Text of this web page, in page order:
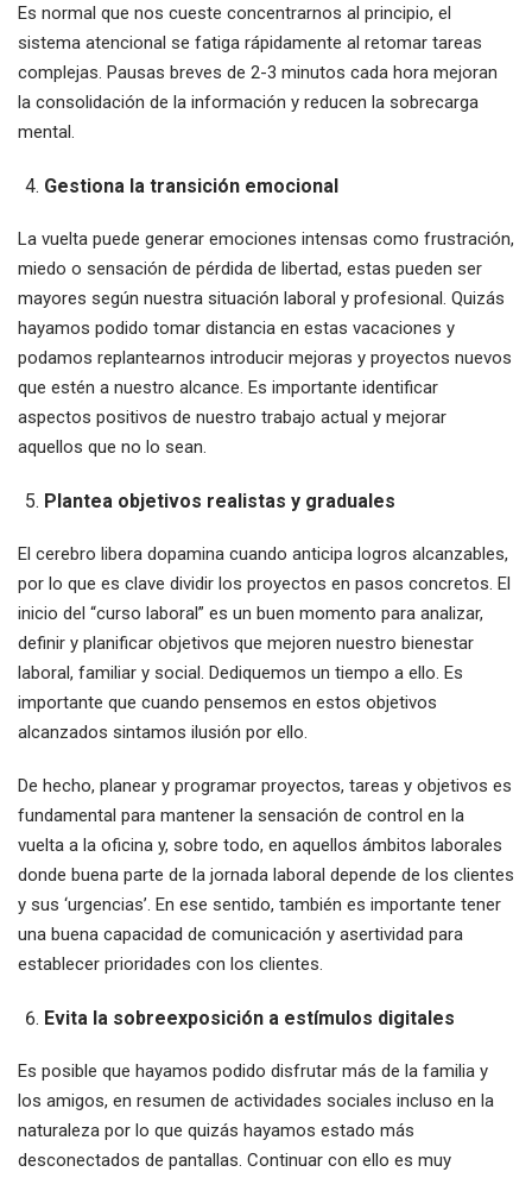
Es normal que nos cueste concentrarnos al principio, el
sistema atencional se fatiga rápidamente al retomar tareas
complejas. Pausas breves de 2-3 minutos cada hora mejoran
la consolidación de la información y reducen la sobrecarga
mental.
Gestiona la transición emocional
La vuelta puede generar emociones intensas como frustración,
miedo o sensación de pérdida de libertad, estas pueden ser
mayores según nuestra situación laboral y profesional. Quizás
hayamos podido tomar distancia en estas vacaciones y
podamos replantearnos introducir mejoras y proyectos nuevos
que estén a nuestro alcance. Es importante identificar
aspectos positivos de nuestro trabajo actual y mejorar
aquellos que no lo sean.
Plantea objetivos realistas y graduales
El cerebro libera dopamina cuando anticipa logros alcanzables,
por lo que es clave dividir los proyectos en pasos concretos. El
inicio del “curso laboral” es un buen momento para analizar,
definir y planificar objetivos que mejoren nuestro bienestar
laboral, familiar y social. Dediquemos un tiempo a ello. Es
importante que cuando pensemos en estos objetivos
alcanzados sintamos ilusión por ello.
De hecho, planear y programar proyectos, tareas y objetivos es
fundamental para mantener la sensación de control en la
vuelta a la oficina y, sobre todo, en aquellos ámbitos laborales
donde buena parte de la jornada laboral depende de los clientes
y sus ‘urgencias’. En ese sentido, también es importante tener
una buena capacidad de comunicación y asertividad para
establecer prioridades con los clientes.
Evita la sobreexposición a estímulos digitales
Es posible que hayamos podido disfrutar más de la familia y
los amigos, en resumen de actividades sociales incluso en la
naturaleza por lo que quizás hayamos estado más
desconectados de pantallas. Continuar con ello es muy